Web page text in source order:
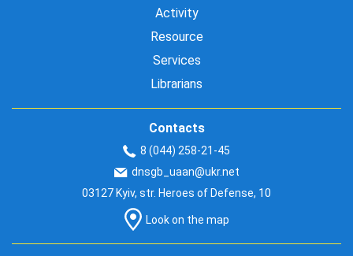
Activity
Resource
Services
Librarians
Contacts
8 (044) 258-21-45
dnsgb_uaan@ukr.net
03127 Kyiv, str. Heroes of Defense, 10
Look on the map